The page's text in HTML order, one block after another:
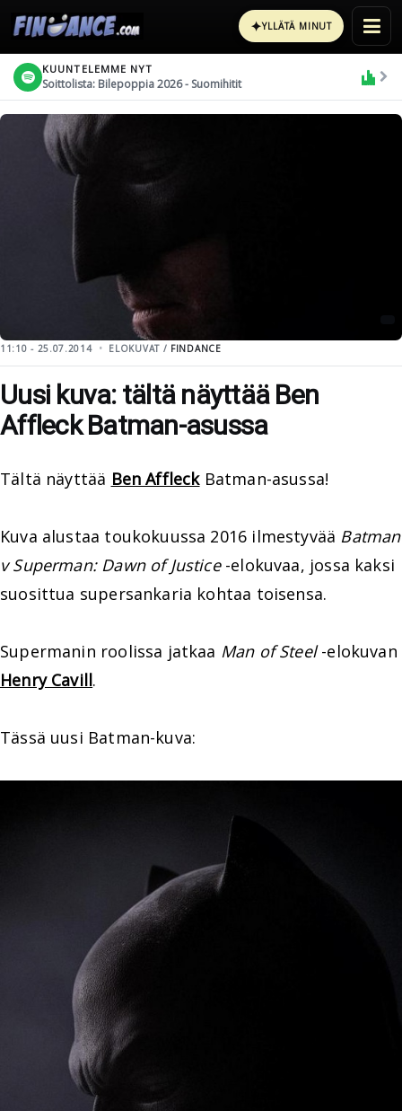
✦YLLÄTÄ MINUT
KUUNTELEMME NYT
Soittolista: Bilepoppia 2026 - Suomihitit
11:10 - 25.07.2014 ELOKUVAT / FINDANCE
Uusi kuva: tältä näyttää Ben
Affleck Batman-asussa
Tältä näyttää Ben AffleckBatman-asussa!
Kuva alustaa toukokuussa 2016 ilmestyvää Batman
v Superman: Dawn of Justice-elokuvaa, jossa kaksi
suosittua supersankaria kohtaa toisensa.
Supermanin roolissa jatkaa Man of Steel-elokuvan
Henry Cavill.
Tässä uusi Batman-kuva: